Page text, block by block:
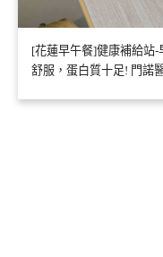
[花蓮早午餐]健康補給站
舒服，蛋白質十足! 門諾